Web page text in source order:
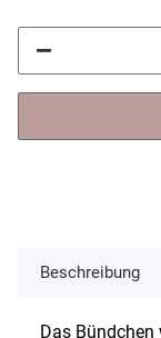
Beschreibung
Das